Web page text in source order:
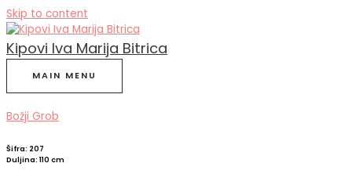
Skip to content
Kipovi Iva Marija Bitrica
MAIN MENU
Božji Grob
Šifra: 207
Duljina: 110 cm